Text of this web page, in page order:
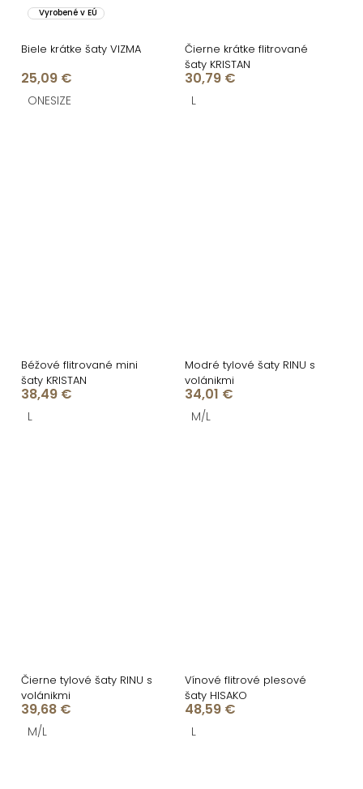
Vyrobené v EÚ
Biele krátke šaty VIZMA
25,09 €
ONESIZE
Čierne krátke flitrované
šaty KRISTAN
30,79 €
L
Béžové flitrované mini
šaty KRISTAN
38,49 €
L
Modré tylové šaty RINU s
volánikmi
34,01 €
M/L
Čierne tylové šaty RINU s
volánikmi
39,68 €
M/L
Vínové flitrové plesové
šaty HISAKO
48,59 €
L